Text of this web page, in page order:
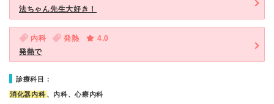
法ちゃん先生大好き！
内科 発熱
4.0
発熱で
診療科目：
消化器内科 、内科、心療内科